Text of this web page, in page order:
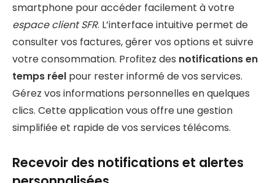
smartphone pour accéder facilement à votre
espace client SFR. L’interface intuitive permet de
consulter vos factures, gérer vos options et suivre
votre consommation. Profitez des notifications en
temps réel pour rester informé de vos services.
Gérez vos informations personnelles en quelques
clics. Cette application vous offre une gestion
simplifiée et rapide de vos services télécoms.
Recevoir des notifications et alertes